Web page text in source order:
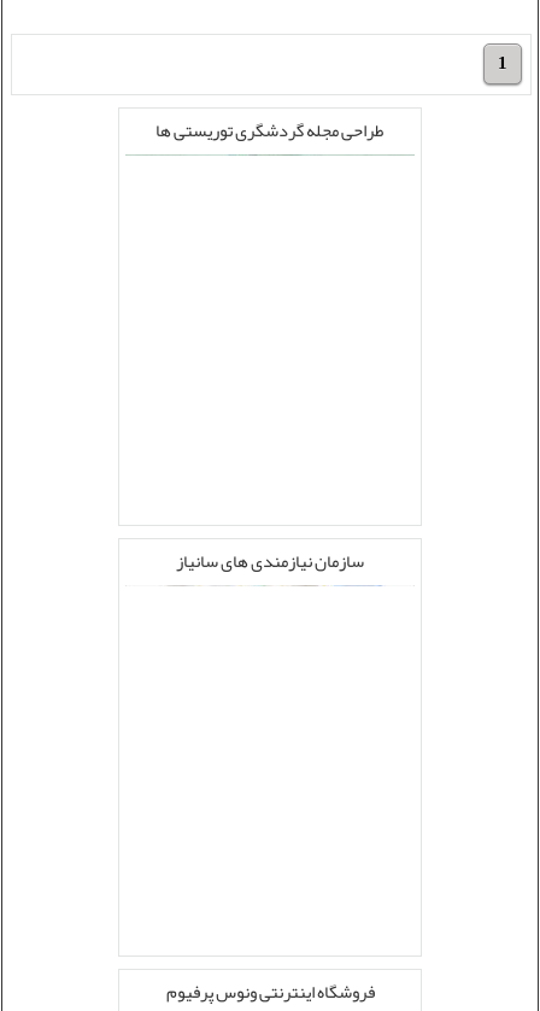
1
طراحی مجله گردشگری توریستی ها
سازمان نیازمندی های سانیاز
فروشگاه اینترنتی ونوس پرفیوم